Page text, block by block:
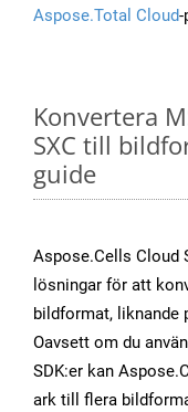
Aspose.Total Cloud-
Konvertera
SXC till
guide
Aspose.Cells Cloud
lösningar för att
bildformat, liknande
Oavsett om du
SDK:er kan
ark till flera